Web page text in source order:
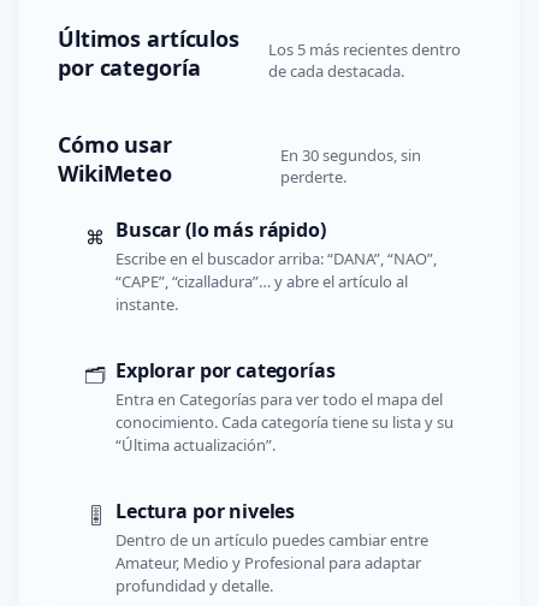
Últimos artículos
por categoría
Los 5 más recientes dentro
de cada destacada.
Cómo usar
WikiMeteo
En 30 segundos, sin
perderte.
⌘ Buscar (lo más rápido)
Escribe en el buscador arriba: “DANA”, “NAO”,
“CAPE”, “cizalladura”… y abre el artículo al
instante.
🗂️ Explorar por categorías
Entra en Categorías para ver todo el mapa del
conocimiento. Cada categoría tiene su lista y su
“Última actualización”.
🎚️ Lectura por niveles
Dentro de un artículo puedes cambiar entre
Amateur, Medio y Profesional para adaptar
profundidad y detalle.